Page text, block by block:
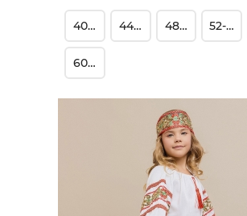
40-42 44-46 48-50 52-54
60-62